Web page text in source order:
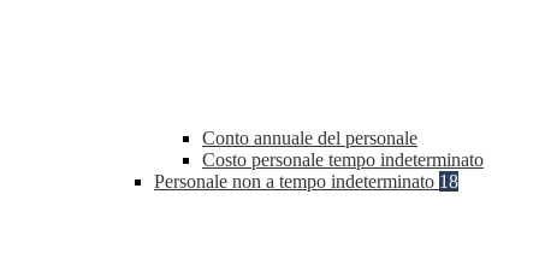
Conto annuale del personale
Costo personale tempo indeterminato
Personale non a tempo indeterminato 18